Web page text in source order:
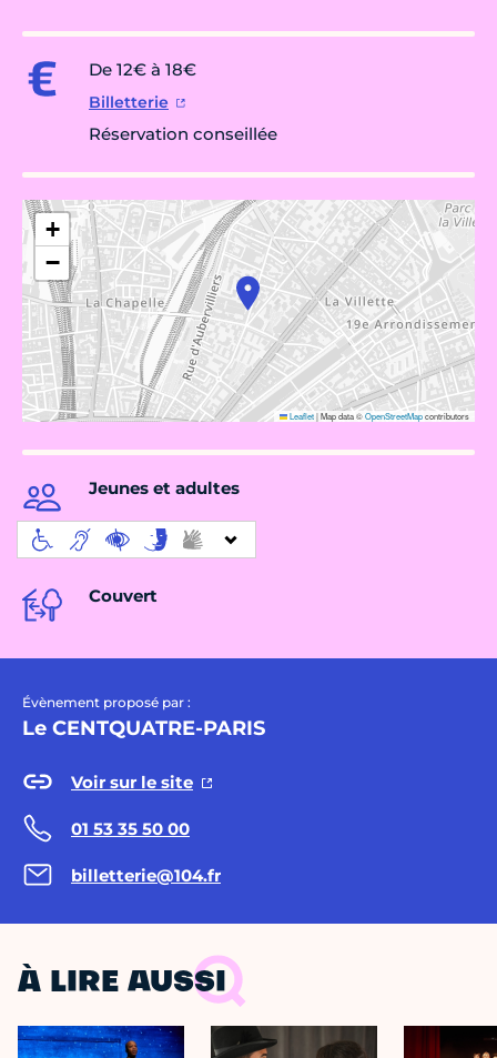
De 12€ à 18€
Billetterie
Réservation conseillée
+
−
Leaflet|Map data ©OpenStreetMapcontributors
Jeunes et adultes
Couvert
Évènement proposé par :
Le CENTQUATRE-PARIS
Voir sur le site
01 53 35 50 00
billetterie@104.fr
À LIRE AUSSI